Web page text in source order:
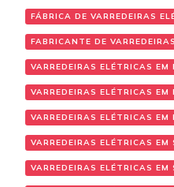
FÁBRICA DE VARREDEIRAS
FABRICANTE DE
VARREDEIRAS ELÉTRICAS EM
VARREDEIRAS ELÉTRICAS EM
VARREDEIRAS ELÉTRICAS EM
VARREDEIRAS ELÉTRICAS EM
VARREDEIRAS ELÉTRICAS EM